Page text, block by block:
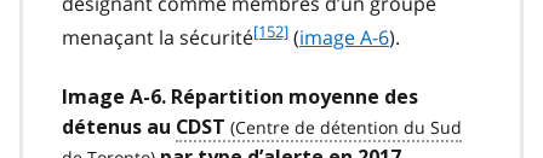
menaçant la sécuritéf
t
n
[152] (image A-6).
Image A-6. Répartition moyenne des
détenus au CDST